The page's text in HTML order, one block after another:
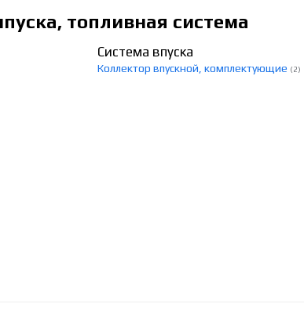
топливная система
Система впуска
Коллектор впускной, комплектующие (2)